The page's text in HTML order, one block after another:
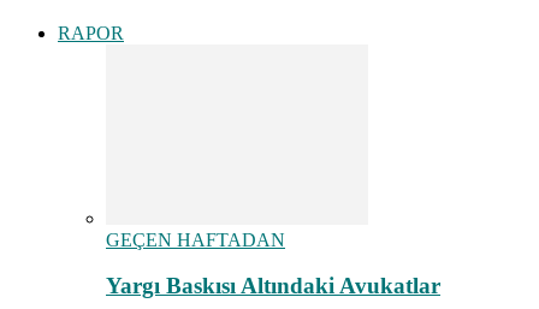
RAPOR
GEÇEN HAFTADAN
Yargı Baskısı Altındaki Avukatlar